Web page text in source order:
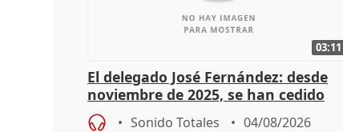
03:11
El delegado José Fernández: desde
noviembre de 2025, se han cedido
9.810 ayudas por nacimiento
Sonido Totales 04/08/2026